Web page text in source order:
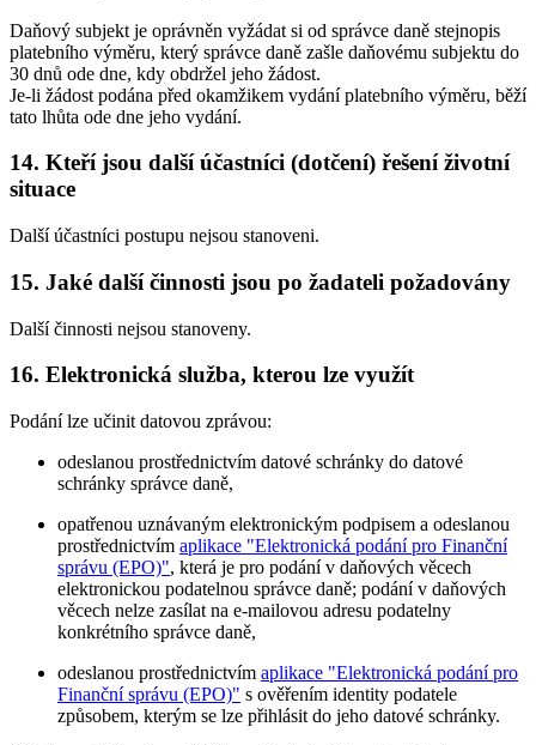
Daňový subjekt je oprávněn vyžádat si od správce daně stejnopis
platebního výměru, který správce daně zašle daňovému subjektu do
30 dnů ode dne, kdy obdržel jeho žádost.
Je-li žádost podána před okamžikem vydání platebního výměru, běží
tato lhůta ode dne jeho vydání.
14. Kteří jsou další účastníci (dotčení) řešení životní
situace
Další účastníci postupu nejsou stanoveni.
15. Jaké další činnosti jsou po žadateli požadovány
Další činnosti nejsou stanoveny.
16. Elektronická služba, kterou lze využít
Podání lze učinit datovou zprávou:
odeslanou prostřednictvím datové schránky do datové
schránky správce daně,
opatřenou uznávaným elektronickým podpisem a odeslanou
prostřednictvím aplikace "Elektronická podání pro Finanční
správu (EPO)", která je pro podání v daňových věcech
elektronickou podatelnou správce daně; podání v daňových
věcech nelze zasílat na e-mailovou adresu podatelny
konkrétního správce daně,
odeslanou prostřednictvím aplikace "Elektronická podání pro
Finanční správu (EPO)" s ověřením identity podatele
způsobem, kterým se lze přihlásit do jeho datové schránky.